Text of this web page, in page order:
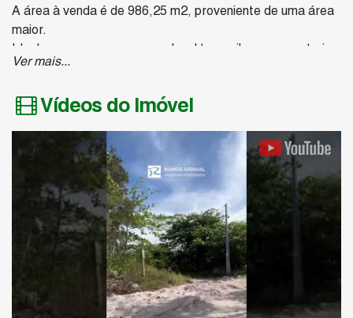
A área à venda é de 986,25 m2, proveniente de uma área
maior.
Ideal para quem procura um local tranquilo para construir.
Ver mais...
Vídeos do Imóvel